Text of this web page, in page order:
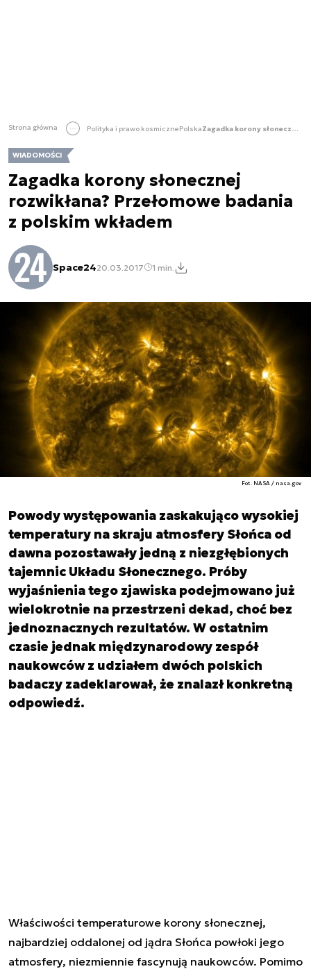
Strona główna Polityka i prawo kosmicznePolska Zagadka korony słonecznej rozwikłana? Przełomowe badania z polskim wkładem
WIADOMOŚCI
Zagadka korony słonecznej
rozwikłana? Przełomowe badania
z polskim wkładem
Space2420.03.2017 1 min.
Fot. NASA / nasa.gov
Powody występowania zaskakująco wysokiej
temperatury na skraju atmosfery Słońca od
dawna pozostawały jedną z niezgłębionych
tajemnic Układu Słonecznego. Próby
wyjaśnienia tego zjawiska podejmowano już
wielokrotnie na przestrzeni dekad, choć bez
jednoznacznych rezultatów. W ostatnim
czasie jednak międzynarodowy zespół
naukowców z udziałem dwóch polskich
badaczy zadeklarował, że znalazł konkretną
odpowiedź.
Właściwości temperaturowe korony słonecznej,
najbardziej oddalonej od jądra Słońca powłoki jego
atmosfery, niezmiennie fascynują naukowców. Pomimo